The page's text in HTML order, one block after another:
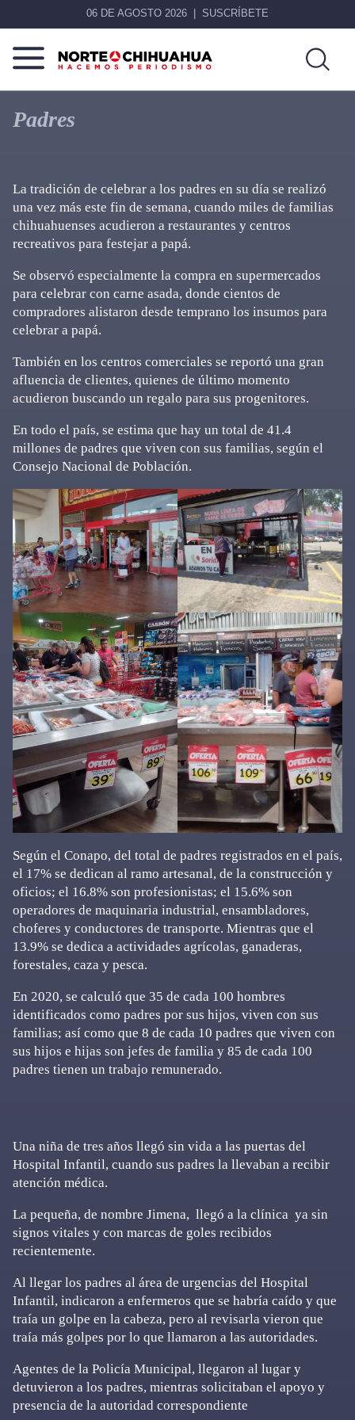
06 DE AGOSTO 2026 SUSCRÍBETE
Norte
Chihuahua
Más
que
noticias,
Padres
La tradición de celebrar a los padres en su día se realizó
una vez más este fin de semana, cuando miles de familias
chihuahuenses acudieron a restaurantes y centros
recreativos para festejar a papá.
Se observó especialmente la compra en supermercados
para celebrar con carne asada, donde cientos de
compradores alistaron desde temprano los insumos para
celebrar a papá.
También en los centros comerciales se reportó una gran
afluencia de clientes, quienes de último momento
acudieron buscando un regalo para sus progenitores.
En todo el país, se estima que hay un total de 41.4
millones de padres que viven con sus familias, según el
Consejo Nacional de Población.
Según el Conapo, del total de padres registrados en el país,
el 17% se dedican al ramo artesanal, de la construcción y
oficios; el 16.8% son profesionistas; el 15.6% son
operadores de maquinaria industrial, ensambladores,
choferes y conductores de transporte. Mientras que el
13.9% se dedica a actividades agrícolas, ganaderas,
forestales, caza y pesca.
En 2020, se calculó que 35 de cada 100 hombres
identificados como padres por sus hijos, viven con sus
familias; así como que 8 de cada 10 padres que viven con
sus hijos e hijas son jefes de familia y 85 de cada 100
padres tienen un trabajo remunerado.
Una niña de tres años llegó sin vida a las puertas del
Hospital Infantil, cuando sus padres la llevaban a recibir
atención médica.
La pequeña, de nombre Jimena, llegó a la clínica ya sin
signos vitales y con marcas de goles recibidos
recientemente.
Al llegar los padres al área de urgencias del Hospital
Infantil, indicaron a enfermeros que se habría caído y que
traía un golpe en la cabeza, pero al revisarla vieron que
traía más golpes por lo que llamaron a las autoridades.
Agentes de la Policía Municipal, llegaron al lugar y
detuvieron a los padres, mientras solicitaban el apoyo y
presencia de la autoridad correspondiente